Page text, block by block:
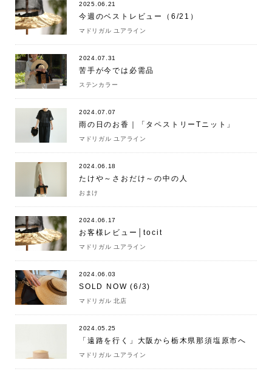
2025.06.21
今週のベストレビュー（6/21）
マドリガル ユアライン
2024.07.31
苦手が今では必需品
ステンカラー
2024.07.07
雨の日のお香｜「タペストリーTニット」
マドリガル ユアライン
2024.06.18
たけや～さおだけ～の中の人
おまけ
2024.06.17
お客様レビュー│tocit
マドリガル ユアライン
2024.06.03
SOLD NOW (6/3)
マドリガル 北店
2024.05.25
「遠路を行く」大阪から栃木県那須塩原市へ
マドリガル ユアライン